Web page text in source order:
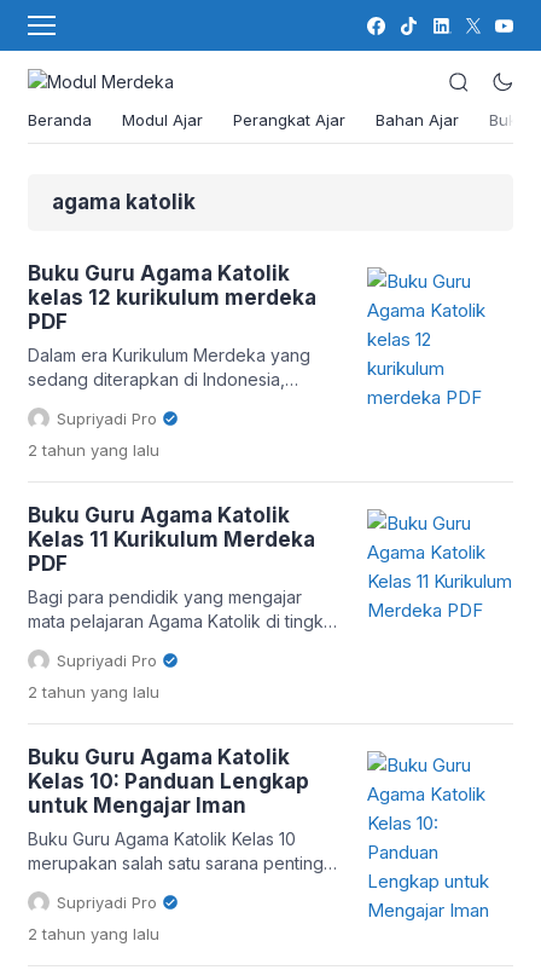
Beranda Modul Ajar Perangkat Ajar Bahan Ajar Buku
agama katolik
Buku Guru Agama Katolik
kelas 12 kurikulum merdeka
PDF
Dalam era Kurikulum Merdeka yang
sedang diterapkan di Indonesia,
pendidikan agama, khususnya Agama
Katolik, memiliki peran yang sangat
penting dalam membentuk karakter
Guru Agama Katolik Kelas 12 Kurikulum
Merdeka, yang berfungsi sebagai
panduan bagi guru dalam mengajar
siswa tingkat akhir SMA. Apa Itu Buku
[…]
Supriyadi Pro
2 tahun yang lalu
Buku Guru Agama Katolik
Kelas 11 Kurikulum Merdeka
PDF
Bagi para pendidik yang mengajar
mata pelajaran Agama Katolik di tingkat
SMA, Buku Guru Agama Katolik Kelas 11
adalah sumber daya penting yang tidak
hanya membantu dalam menyusun
tentang ajaran iman Katolik. Buku ini
dirancang untuk memberikan panduan
lengkap kepada guru dalam
menyampaikan materi ajar dengan cara
yang […]
Supriyadi Pro
2 tahun yang lalu
Buku Guru Agama Katolik
Kelas 10: Panduan Lengkap
untuk Mengajar Iman
Buku Guru Agama Katolik Kelas 10
merupakan salah satu sarana penting
yang dirancang untuk membantu para
guru dalam menyampaikan
pembelajaran agama Katolik di jenjang
Supriyadi Pro
2 tahun yang lalu